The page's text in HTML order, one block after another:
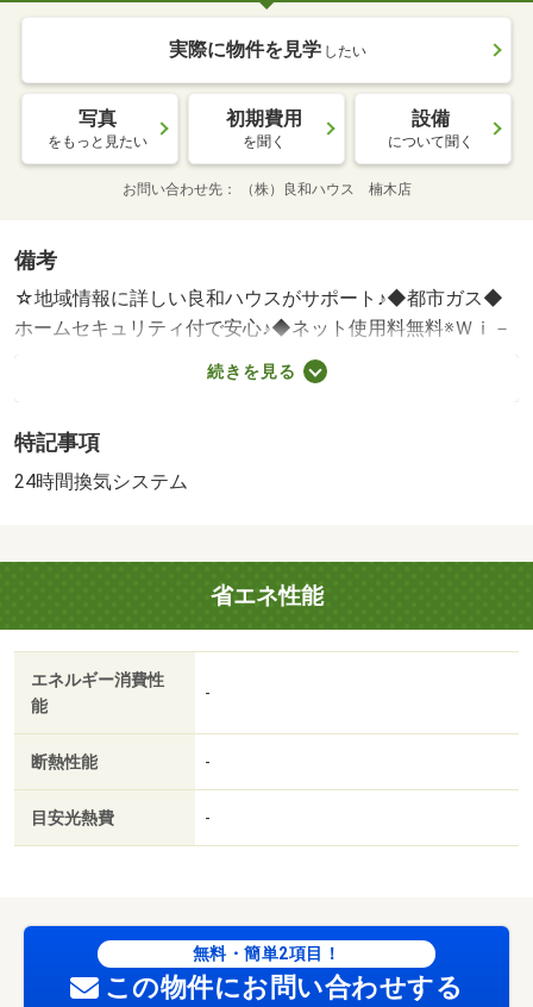
実際に物件を見学 したい
写真
をもっと見たい
初期費用
を聞く
設備
について聞く
お問い合わせ先 （株）良和ハウス 楠木店
備考
☆地域情報に詳しい良和ハウスがサポート♪◆都市ガス◆
ホームセキュリティ付で安心♪◆ネット使用料無料※Ｗｉ－
Ｆｉ対応◆不在時にうれしい宅配ボッ・賃貸保証等：加入
要（要確認）・◆都市ガス◆ホームセキュリティ付で安心
宅配ボックス♪◆一坪風呂でゆったりバスタイム♪◆室内物
干しあり♪◆お気軽に良和ハウスまでお問合わせください
続きを見る
特記事項
24時間換気システム
省エネ性能
エネルギー消費性
能
-
断熱性能 -
目安光熱費 -
無料・簡単2項目！
この物件にお問い合わせする